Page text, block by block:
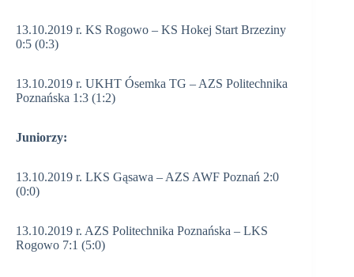
13.10.2019 r. KS Rogowo – KS Hokej Start Brzeziny
0:5 (0:3)
13.10.2019 r. UKHT Ósemka TG – AZS Politechnika
Poznańska 1:3 (1:2)
Juniorzy:
13.10.2019 r. LKS Gąsawa – AZS AWF Poznań 2:0
(0:0)
13.10.2019 r. AZS Politechnika Poznańska – LKS
Rogowo 7:1 (5:0)